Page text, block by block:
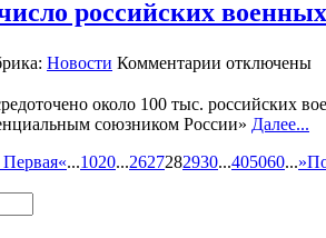
российских
Новости Комментарии отключены
около 100 тыс. российских
союзником России» Далее...
Первая«...1020...2627282930...405060...»